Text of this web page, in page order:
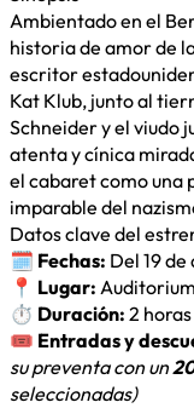
Ambientado en el
historia de amor de
escritor
Kat Klub, junto al
Schneider y el viudo
atenta y cínica
el cabaret como una
imparable del
Datos clave del
🗓️ Fechas: Del 19
📍 Lugar:
⏱️ Duración: 2
🎟️ Entradas y
su preventa con un
seleccionadas)